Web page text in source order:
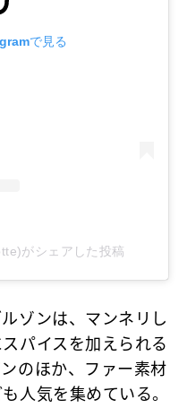
で見る
がシェアした投稿
ゾンは、マンネリし
パイスを加えられる
のほか、ファー素材
人気を集めている。